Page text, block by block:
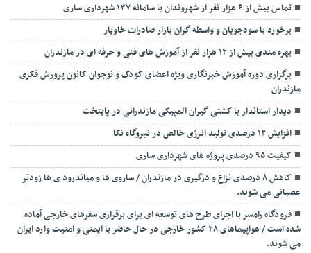
تماس بیش از ۶ هزار نفر از شهروندان با سامانه ۱۳۷ شهرداری ساری
برخورد با سودجویان و واسطه گران بازار صادرات خاویار
بهره مندی بیش از ۱۲ هزار نفر از آموزش های فنی و حرفه ای در مازندران
برگزاری دوره آموزش خبرنگاری ویژه اعضای کودک و نوجوان کانون پرورش فکری
مازندران
دیدار استاندار با کشتی گیران المپیکی مازندرانی در پایتخت
افزایش ۱۲ درصدی تولید انرژی خالص در نیروگاه نکا
کیفیت ۹۵ درصدی پروژه های شهرداری ساری
کاهش ۸ درصدی نزاع و درگیری در مازندران / ساروی ها و میاندرود ی ها زودتر
عصبانی می شوند.
فرودگاه رامسر با اجرای طرح های توسعه ای برای برقراری سفرهای خارجی آماده
شده است / هواپیماهای ۲۸ کشور خارجی در حال حاضر با ایمنی و امنیت وارد ایران
می شوند.